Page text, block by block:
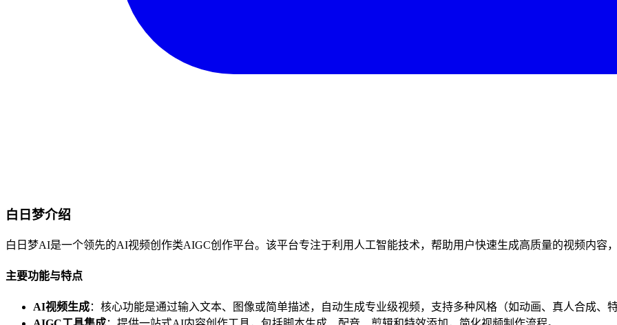
白日梦介绍
白日梦AI是一个领先的AI视频创作类AIGC创作平台。该平台专注于利用人工智能技术，帮助用户快速生成高质量的视频内容
主要功能与特点
AI视频生成：核心功能是通过输入文本、图像或简单描述，自动生成专业级视频，支持多种风格（如动画、真人合成、